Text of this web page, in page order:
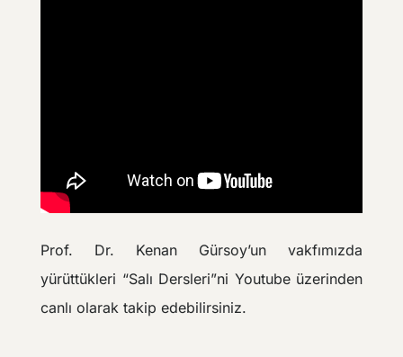
Prof. Dr. Kenan Gürsoy’un vakfımızda
yürüttükleri “Salı Dersleri”ni Youtube üzerinden
canlı olarak takip edebilirsiniz.